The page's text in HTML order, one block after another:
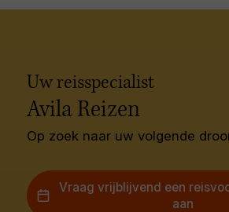
Uw reisspecialist
Avila Reizen
Op zoek naar uw volgende
Vraag vrijblijvend een
aan